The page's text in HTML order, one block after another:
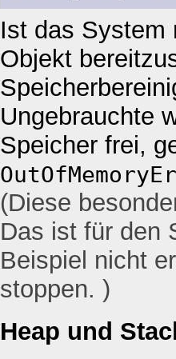
Ist das System
Objekt
Ungebrauchte
Speicher frei,
(Diese
Das ist für den
Beispiel nicht
stoppen. )
Heap und